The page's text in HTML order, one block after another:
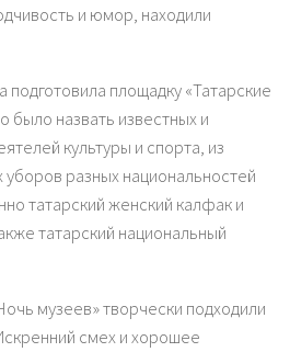
и юмор, находили
подготовила площадку «Татарские
было назвать известных и
культуры и спорта, из
разных национальностей
татарский женский калфак и
татарский национальный
музеев» творчески подходили
смех и хорошее